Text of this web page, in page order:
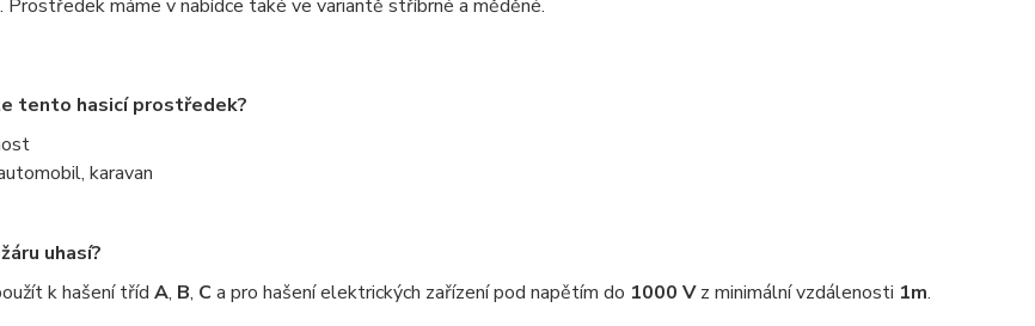
. Prostředek máme v nabídce také ve variantě stříbrné a měděné.
tento hasicí prostředek?
karavan
uhasí?
k hašení tříd A, B, C a pro hašení elektrických zařízení pod napětím do 1000 Vz minimální vzdálenosti 1m.